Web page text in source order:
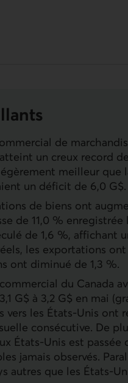
de
un creux record
légèrement meilleur
un déficit de 6,0
de biens ont
de 11,0 %
de 1,6 %, affichant
les exportations
ont diminué de 1,3 %.
commercial du Canada
G$ à 3,2 G$ en mai
vers les États-Unis
consécutive. De
États-Unis est passée
jamais observés.
autres que les États-